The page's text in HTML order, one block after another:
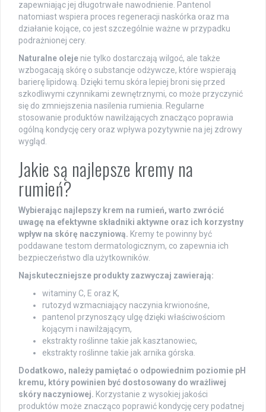
zapewniając jej długotrwałe nawodnienie. Pantenol
natomiast wspiera proces regeneracji naskórka oraz ma
działanie kojące, co jest szczególnie ważne w przypadku
podrażnionej cery.
Naturalne oleje nie tylko dostarczają wilgoć, ale także
wzbogacają skórę o substancje odżywcze, które wspierają
barierę lipidową. Dzięki temu skóra lepiej broni się przed
szkodliwymi czynnikami zewnętrznymi, co może przyczynić
się do zmniejszenia nasilenia rumienia. Regularne
stosowanie produktów nawilżających znacząco poprawia
ogólną kondycję cery oraz wpływa pozytywnie na jej zdrowy
wygląd.
Jakie są najlepsze kremy na
rumień?
Wybierając najlepszy krem na rumień, warto zwrócić
uwagę na efektywne składniki aktywne oraz ich korzystny
wpływ na skórę naczyniową. Kremy te powinny być
poddawane testom dermatologicznym, co zapewnia ich
bezpieczeństwo dla użytkowników.
Najskuteczniejsze produkty zazwyczaj zawierają:
witaminy C, E oraz K,
rutozyd wzmacniający naczynia krwionośne,
pantenol przynoszący ulgę dzięki właściwościom
kojącym i nawilżającym,
ekstrakty roślinne takie jak kasztanowiec,
ekstrakty roślinne takie jak arnika górska.
Dodatkowo, należy pamiętać o odpowiednim poziomie pH
kremu, który powinien być dostosowany do wrażliwej
skóry naczyniowej. Korzystanie z wysokiej jakości
produktów może znacząco poprawić kondycję cery podatnej